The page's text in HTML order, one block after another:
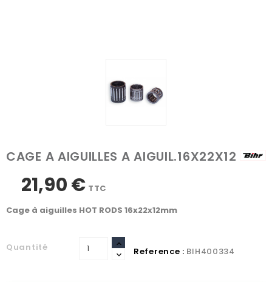
CAGE A AIGUILLES A AIGUIL.16X22X12
21,90 € TTC
Cage à aiguilles HOT RODS 16x22x12mm
Quantité Reference : BIH400334